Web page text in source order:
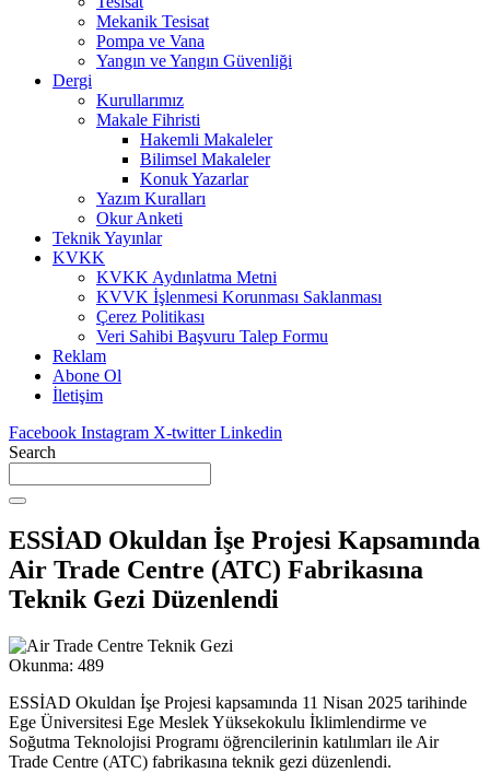
Mekanik Tesisat
Pompa ve Vana
Yangın ve Yangın Güvenliği
Dergi
Kurullarımız
Makale Fihristi
Hakemli Makaleler
Bilimsel Makaleler
Konuk Yazarlar
Yazım Kuralları
Okur Anketi
Teknik Yayınlar
KVKK
KVKK Aydınlatma Metni
KVVK İşlenmesi Korunması Saklanması
Çerez Politikası
Veri Sahibi Başvuru Talep Formu
Reklam
Abone Ol
İletişim
Facebook Instagram X-twitter Linkedin
Search
ESSİAD Okuldan İşe Projesi Kapsamında
Air Trade Centre (ATC) Fabrikasına
Teknik Gezi Düzenlendi
Okunma: 489
ESSİAD Okuldan İşe Projesi kapsamında 11 Nisan 2025 tarihinde
Ege Üniversitesi Ege Meslek Yüksekokulu İklimlendirme ve
Soğutma Teknolojisi Programı öğrencilerinin katılımları ile Air
Trade Centre (ATC) fabrikasına teknik gezi düzenlendi.